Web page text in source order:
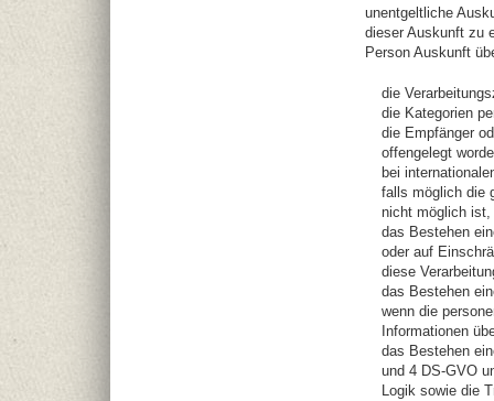
unentgeltliche
dieser Auskunft zu
Person Auskunft
die
die Kategorien
die Empfänger
offengelegt
bei
falls möglich die
nicht möglich ist,
das Bestehen
oder auf
diese
das Bestehen
wenn die
Informationen
das Bestehen
und 4 DS-GVO
Logik sowie die